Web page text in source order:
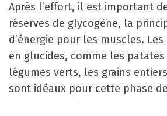
Après l’effort, il est important
réserves de glycogène, la
d’énergie pour les muscles.
en glucides, comme les
légumes verts, les grains
sont idéaux pour cette phase